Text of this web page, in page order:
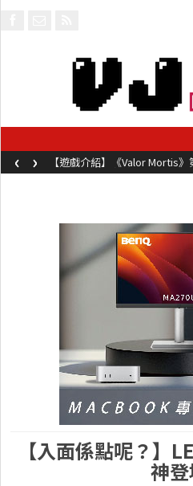
【遊戲介紹】《Valor Mortis
槍械劍與魔法殺敵
‹ ›
【入面係點呢？】
神